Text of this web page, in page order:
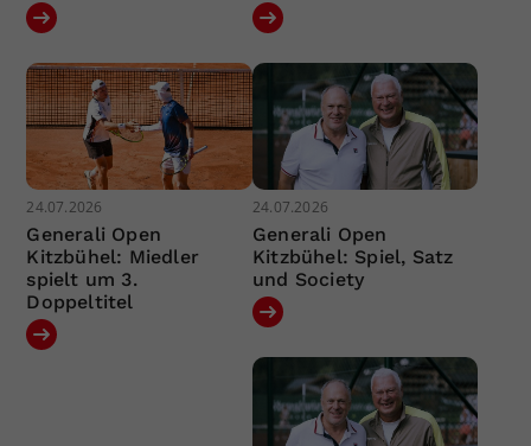
24.07.2026
Generali Open
Kitzbühel: Miedler
spielt um 3.
Doppeltitel
24.07.2026
Generali Open
Kitzbühel: Spiel, Satz
und Society